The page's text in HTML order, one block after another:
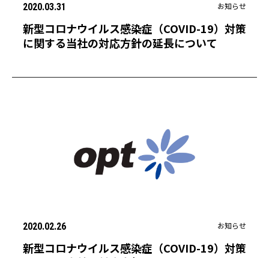
2020.03.31 お知らせ
新型コロナウイルス感染症（COVID-19）対策
に関する当社の対応方針の延長について
2020.02.26 お知らせ
新型コロナウイルス感染症（COVID-19）対策